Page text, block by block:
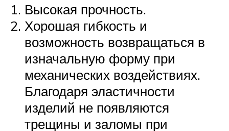
Высокая прочность.
Хорошая гибкость и
возможность возвращаться в
изначальную форму при
механических воздействиях.
Благодаря эластичности
изделий не появляются
трещины и заломы при